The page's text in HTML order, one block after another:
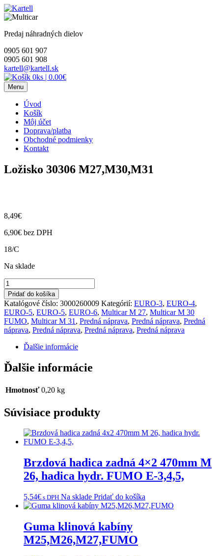
Skip
to
Predaj náhradných dielov
0905 601 907
0905 601 908
kartell@kartell.sk
0ks | 0.00€
Menu
Úvod
Košík
Môj účet
Doprava/platba
Obchodné podmienky
Kontakt
Ložisko 30306 M27,M30,M31
8,49€
6,90€ bez DPH
18/C
Na sklade
množstvo
Ložisko
30306
M27,M30,M31
Pridať do košíka
Katalógové číslo: 3000260009 Kategórií: EURO-3, EURO-4,
EURO-5, EURO-5, EURO-6, Multicar M 27, Multicar M 30
FUMO, Multicar M 31 , Predná náprava, Predná náprava, Predná
náprava, Predná náprava, Predná náprava, Predná náprava
Ďalšie informácie
Ďalšie informácie
Hmotnosť 0,20 kg
Súvisiace produkty
Brzdová hadica zadná 4×2 470mm M
26, hadica hydr. FUMO E-3,4,5,
5,54€ s DPH Na sklade Pridať do košíka
Guma klinová kabíny
M25,M26,M27,FUMO